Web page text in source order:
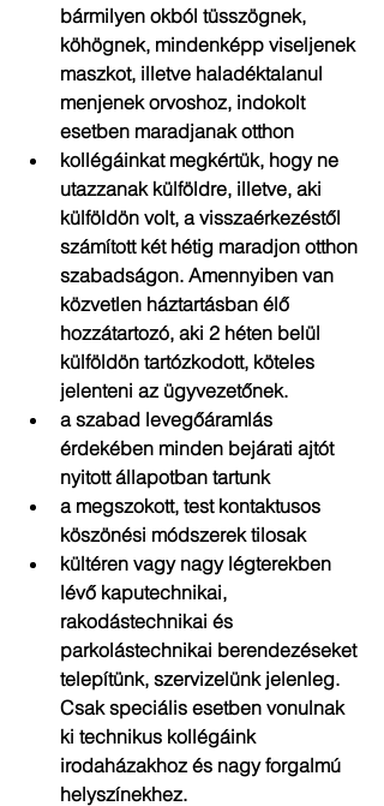
bármilyen okból tüsszögnek,
köhögnek, mindenképp viseljenek
maszkot, illetve haladéktalanul
menjenek orvoshoz, indokolt
esetben maradjanak otthon
kollégáinkat megkértük, hogy ne
utazzanak külföldre, illetve, aki
külföldön volt, a visszaérkezéstől
számított két hétig maradjon otthon
szabadságon. Amennyiben van
közvetlen háztartásban élő
hozzátartozó, aki 2 héten belül
külföldön tartózkodott, köteles
jelenteni az ügyvezetőnek.
a szabad levegőáramlás
érdekében minden bejárati ajtót
nyitott állapotban tartunk
a megszokott, test kontaktusos
köszönési módszerek tilosak
kültéren vagy nagy légterekben
lévő kaputechnikai,
rakodástechnikai és
parkolástechnikai berendezéseket
telepítünk, szervizelünk jelenleg.
Csak speciális esetben vonulnak
ki technikus kollégáink
irodaházakhoz és nagy forgalmú
helyszínekhez.